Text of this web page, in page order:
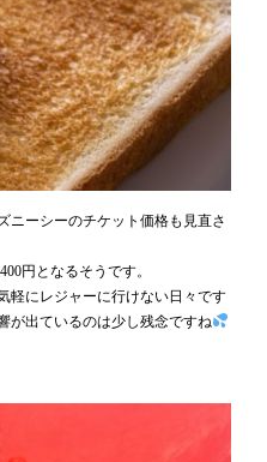
ニーシーのチケット価格も見直さ
円となるそうです。
軽にレジャーに行けない日々です
が出ているのは少し残念ですね